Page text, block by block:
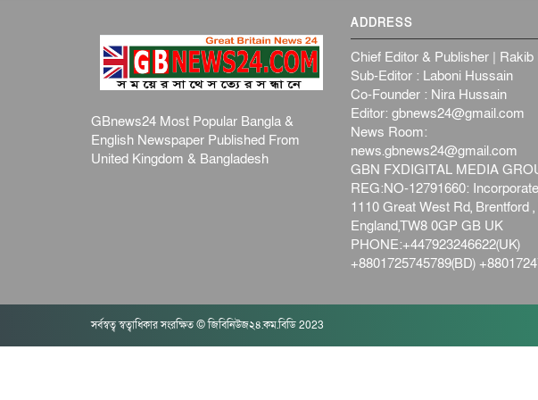
GBnews24 Most Popular Bangla &
English Newspaper Published From
United Kingdom & Bangladesh
ADDRESS
Chief Editor & Publisher | Rakib
Sub-Editor : Laboni Hussain
Co-Founder : Nira Hussain
Editor:gbnews24@gmail.com
News Room:
news.gbnews24@gmail.com
GBN FXDIGITAL MEDIA
REG:NO-12791660:
1110 Great West Rd, Brentford ,
England,TW8 0GP GB UK
PHONE:+447923246622(UK)
+8801725745789(BD)
সর্বস্বত্ব স্বত্বাধিকার সংরক্ষিত © জিবিনিউজ২৪.কম.বিডি 2023